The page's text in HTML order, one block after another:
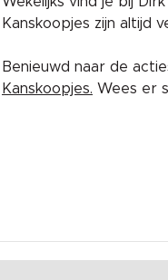
Kanskoopjes zijn altijd
Benieuwd naar de
Kanskoopjes. Wees er